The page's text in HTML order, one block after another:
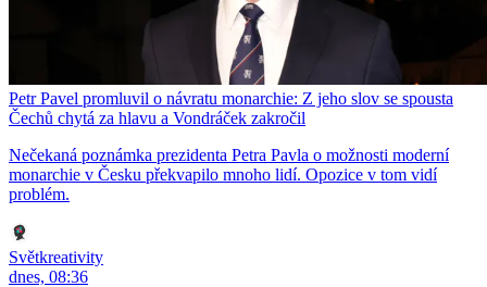
Petr Pavel promluvil o návratu monarchie: Z jeho slov se spousta
Čechů chytá za hlavu a Vondráček zakročil
Nečekaná poznámka prezidenta Petra Pavla o možnosti moderní
monarchie v Česku překvapilo mnoho lidí. Opozice v tom vidí
problém.
Světkreativity
dnes, 08:36